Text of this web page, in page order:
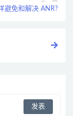
避免和解决 ANR?